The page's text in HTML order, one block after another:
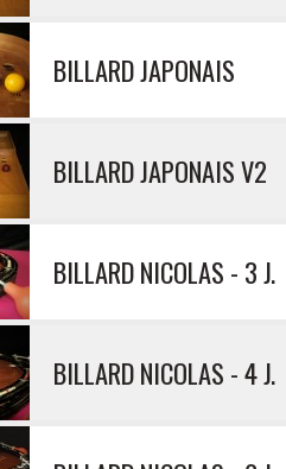
BILLARD JAPONAIS
BILLARD JAPONAIS V2
BILLARD NICOLAS - 3 J.
BILLARD NICOLAS - 4 J.